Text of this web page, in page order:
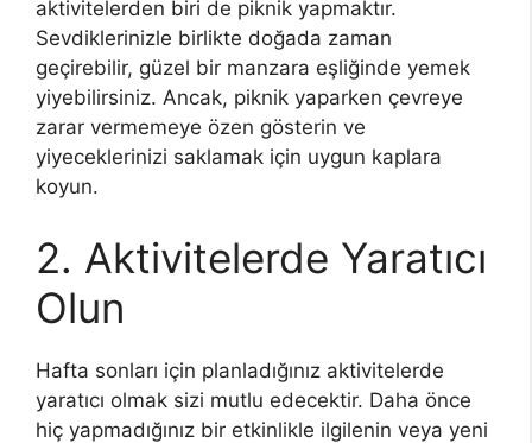
aktivitelerden biri de piknik yapmaktır.
Sevdiklerinizle birlikte doğada zaman
geçirebilir, güzel bir manzara eşliğinde yemek
yiyebilirsiniz. Ancak, piknik yaparken çevreye
zarar vermemeye özen gösterin ve
yiyeceklerinizi saklamak için uygun kaplara
koyun.
2. Aktivitelerde Yaratıcı
Olun
Hafta sonları için planladığınız aktivitelerde
yaratıcı olmak sizi mutlu edecektir. Daha önce
hiç yapmadığınız bir etkinlikle ilgilenin veya yeni